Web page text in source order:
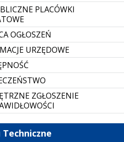
PLACÓWKI
OGŁOSZEŃ
URZĘDOWE
ZGŁOSZENIE
Techniczne